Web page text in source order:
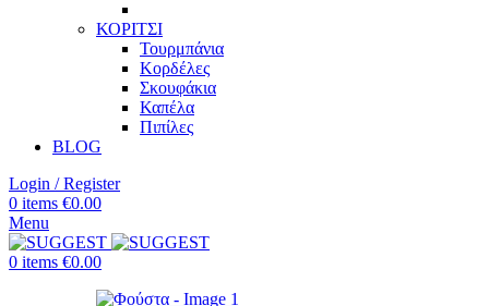
ΚΟΡΙΤΣΙ
Τουρμπάνια
Κορδέλες
Σκουφάκια
Καπέλα
Πιπίλες
BLOG
Login / Register
0 items €0.00
Menu
0 items €0.00